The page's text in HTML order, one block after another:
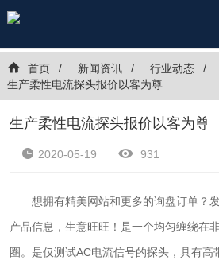
首页 新闻资讯
行业动态
生产柔性电流探头报价以客为尊
生产柔性电流探头报价以客为尊
2020-05-19 931
想拥有精美网站和更多的询盘订单？
产品信息，生意旺旺！是一个均匀缠绕在
圈。是仅测试AC电流信号的探头，具有高